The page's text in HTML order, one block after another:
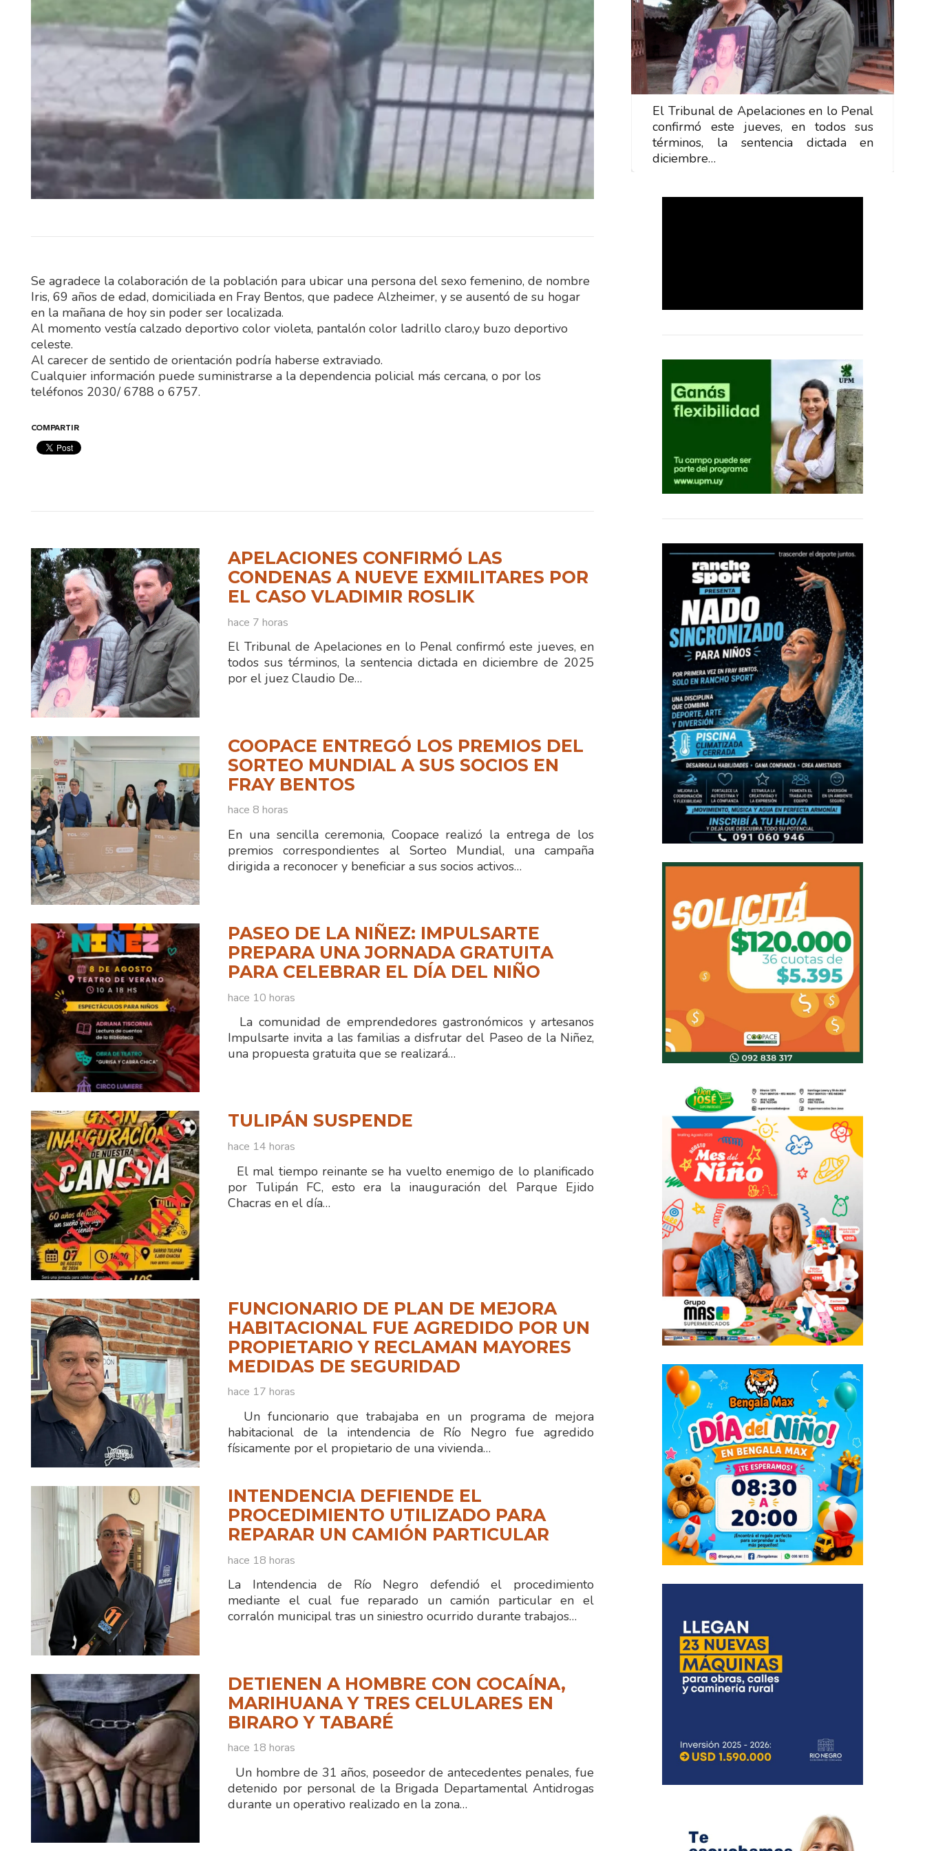
Se agradece la colaboración de la población para ubicar una persona del sexo femenino, de nombre
Iris, 69 años de edad, domiciliada en Fray Bentos, que padece Alzheimer, y se ausentó de su hogar
en la mañana de hoy sin poder ser localizada.
Al momento vestía calzado deportivo color violeta, pantalón color ladrillo claro,y buzo deportivo
celeste.
Al carecer de sentido de orientación podría haberse extraviado.
Cualquier información puede suministrarse a la dependencia policial más cercana, o por los
teléfonos 2030/ 6788 o 6757.
COMPARTIR
APELACIONES CONFIRMÓ LAS
CONDENAS A NUEVE EXMILITARES POR
EL CASO VLADIMIR ROSLIK
hace 7 horas
El Tribunal de Apelaciones en lo Penal confirmó este jueves, en
todos sus términos, la sentencia dictada en diciembre de 2025
por el juez Claudio De…
COOPACE ENTREGÓ LOS PREMIOS DEL
SORTEO MUNDIAL A SUS SOCIOS EN
FRAY BENTOS
hace 8 horas
En una sencilla ceremonia, Coopace realizó la entrega de los
premios correspondientes al Sorteo Mundial, una campaña
dirigida a reconocer y beneficiar a sus socios activos…
PASEO DE LA NIÑEZ: IMPULSARTE
PREPARA UNA JORNADA GRATUITA
PARA CELEBRAR EL DÍA DEL NIÑO
hace 10 horas
La comunidad de emprendedores gastronómicos y artesanos
Impulsarte invita a las familias a disfrutar del Paseo de la Niñez,
una propuesta gratuita que se realizará…
TULIPÁN SUSPENDE
hace 14 horas
El mal tiempo reinante se ha vuelto enemigo de lo planificado
por Tulipán FC, esto era la inauguración del Parque Ejido
Chacras en el día…
FUNCIONARIO DE PLAN DE MEJORA
HABITACIONAL FUE AGREDIDO POR UN
PROPIETARIO Y RECLAMAN MAYORES
MEDIDAS DE SEGURIDAD
hace 17 horas
Un funcionario que trabajaba en un programa de mejora
habitacional de la intendencia de Río Negro fue agredido
físicamente por el propietario de una vivienda…
INTENDENCIA DEFIENDE EL
PROCEDIMIENTO UTILIZADO PARA
REPARAR UN CAMIÓN PARTICULAR
hace 18 horas
La Intendencia de Río Negro defendió el procedimiento
mediante el cual fue reparado un camión particular en el
corralón municipal tras un siniestro ocurrido durante trabajos…
DETIENEN A HOMBRE CON COCAÍNA,
MARIHUANA Y TRES CELULARES EN
BIRARO Y TABARÉ
hace 18 horas
Un hombre de 31 años, poseedor de antecedentes penales, fue
detenido por personal de la Brigada Departamental Antidrogas
durante un operativo realizado en la zona…
El Tribunal de Apelaciones en lo Penal
confirmó este jueves, en todos sus
términos, la sentencia dictada en
diciembre…
El Tribunal de Apelaciones en lo Penal
confirmó este jueves, en todos sus
términos, la sentencia dictada en
diciembre…
El Tribunal de Apelaciones en lo Penal
confirmó este jueves, en todos sus
términos, la sentencia dictada en
diciembre…